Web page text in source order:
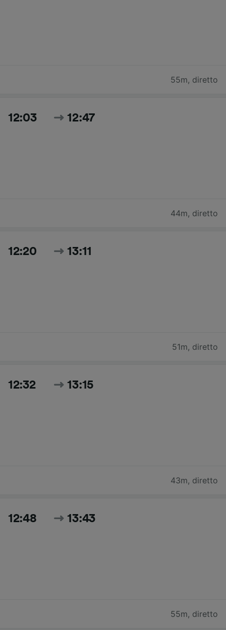
55m, diretto
12:03 12:47
44m, diretto
12:20 13:11
51m, diretto
12:32 13:15
43m, diretto
12:48 13:43
55m, diretto